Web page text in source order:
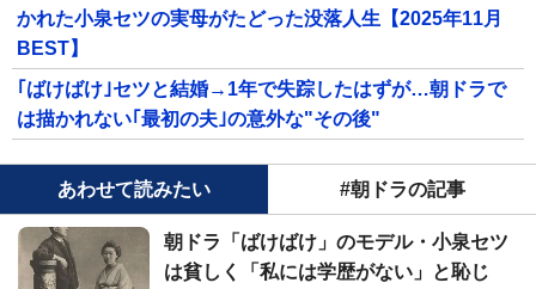
かれた小泉セツの実母がたどった没落人生【2025年11月
BEST】
｢ばけばけ｣セツと結婚→1年で失踪したはずが…朝ドラで
は描かれない｢最初の夫｣の意外な"その後"
あわせて読みたい #朝ドラの記事
朝ドラ「ばけばけ」のモデル・小泉セツ
は貧しく「私には学歴がない」と恥じ